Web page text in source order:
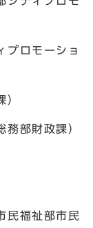
プロモーショ
）
務部財政課）
民福祉部市民